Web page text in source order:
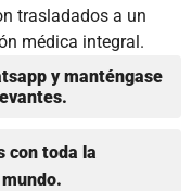
trasladados a un
médica integral.
y manténgase
con toda la